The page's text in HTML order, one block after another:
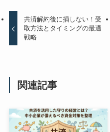
共済解約後に損しない！受
取方法とタイミングの最適
戦略
関連記事